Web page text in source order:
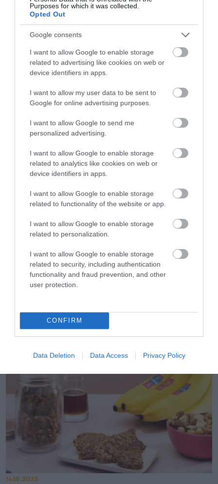
Purposes for which it was collected.
Opted Out
Google consents
I want to allow Google to enable storage
related to advertising like cookies on web or
device identifiers in apps.
I want to allow my user data to be sent to
Google for online advertising purposes.
I want to allow Google to send me
personalized advertising.
I want to allow Google to enable storage
related to analytics like cookies on web or
device identifiers in apps.
I want to allow Google to enable storage
related to functionality of the website or app.
I want to allow Google to enable storage
related to personalization.
I want to allow Google to enable storage
related to security, including authentication
functionality and fraud prevention, and other
user protection.
CONFIRM
Data Deletion Data Access Privacy Policy
05.11.2025
Συνταγή: Διαφορετική και vegan πίτα από
αμπελόφυλλα με πλιγούρι και λαχανικά
29.10.2025
Συνταγή: Vegan κεφτεδάκια με κιμά σόγιας
Η συνταγή από τη Fytro
23.10.2025
Vegan συνταγή: Κριθαρότο με λαχανικά,
Η συνταγή από τη MISKO
14.10.2025